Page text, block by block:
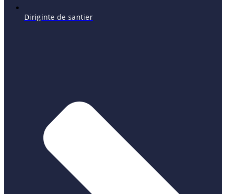
Diriginte de santier